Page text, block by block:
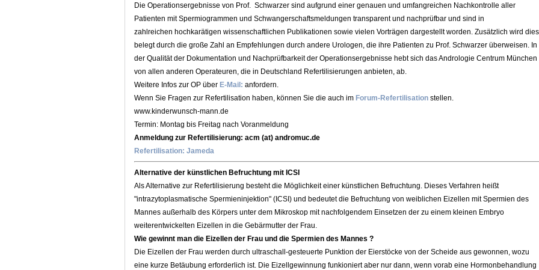
Die Operationsergebnisse von Prof. Schwarzer sind aufgrund einer genauen und umfangreichen Nachkontrolle aller
Patienten mit Spermiogrammen und Schwangerschaftsmeldungen transparent und nachprüfbar und sind in
zahlreichen hochkarätigen wissenschaftlichen Publikationen sowie vielen Vorträgen dargestellt worden. Zusätzlich wird dies
belegt durch die große Zahl an Empfehlungen durch andere Urologen, die ihre Patienten zu Prof. Schwarzer überweisen. In
der Qualität der Dokumentation und Nachprüfbarkeit der Operationsergebnisse hebt sich das Andrologie Centrum München
von allen anderen Operateuren, die in Deutschland Refertilisierungen anbieten, ab.
Weitere Infos zur OP über E-Mail: anfordern.
Wenn Sie Fragen zur Refertilisation haben, können Sie die auch im Forum-Refertilisation stellen.
www.kinderwunsch-mann.de
Termin: Montag bis Freitag nach Voranmeldung
Anmeldung zur Refertilisierung: acm (at) andromuc.de
Refertilisation: Jameda
Alternative der künstlichen Befruchtung mit ICSI
Als Alternative zur Refertilisierung besteht die Möglichkeit einer künstlichen Befruchtung. Dieses Verfahren heißt
"intrazytoplasmatische Spermieninjektion" (ICSI) und bedeutet die Befruchtung von weiblichen Eizellen mit Spermien des
Mannes außerhalb des Körpers unter dem Mikroskop mit nachfolgendem Einsetzen der zu einem kleinen Embryo
weiterentwickelten Eizellen in die Gebärmutter der Frau.
Wie gewinnt man die Eizellen der Frau und die Spermien des Mannes ?
Die Eizellen der Frau werden durch ultraschall-gesteuerte Punktion der Eierstöcke von der Scheide aus gewonnen, wozu
eine kurze Betäubung erforderlich ist. Die Eizellgewinnung funkioniert aber nur dann, wenn vorab eine Hormonbehandlung